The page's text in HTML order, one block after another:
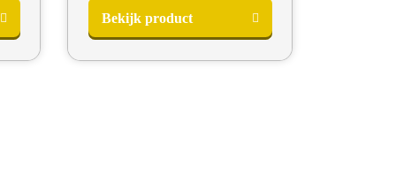
Bekijk product